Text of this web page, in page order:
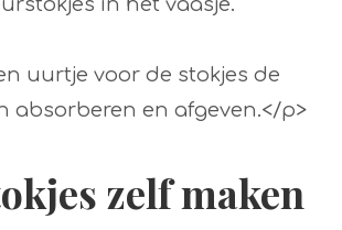
uurtje voor de stokjes de
absorberen en afgeven.</p>
zelf maken